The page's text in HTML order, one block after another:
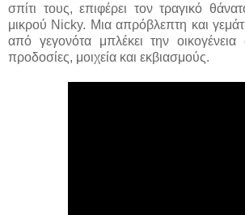
σπίτι τους, επιφέρει τον τραγικό
μικρού Nicky. Μια απρόβλεπτη και
από γεγονότα μπλέκει την
προδοσίες, μοιχεία και εκβιασμούς.